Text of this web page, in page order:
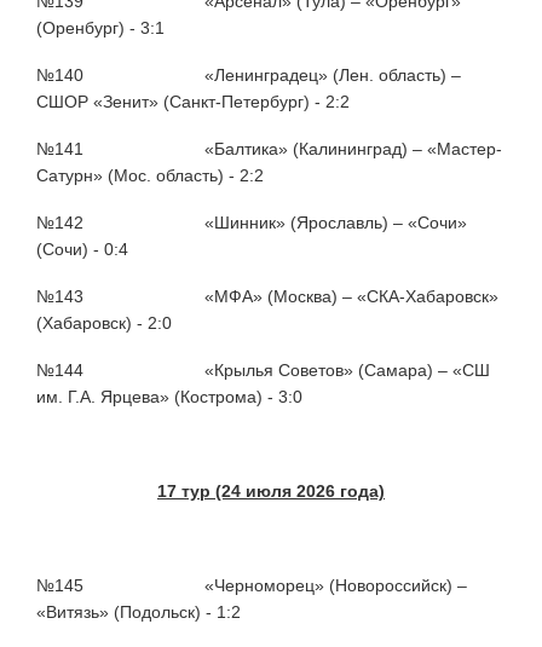
(Оренбург) - 3:1
№140 «Ленинградец» (Лен. область) –
СШОР «Зенит» (Санкт-Петербург) - 2:2
№141 «Балтика» (Калининград) – «Мастер-
Сатурн» (Мос. область) - 2:2
№142 «Шинник» (Ярославль) – «Сочи»
(Сочи) - 0:4
№143 «МФА» (Москва) – «СКА-Хабаровск»
(Хабаровск) - 2:0
№144 «Крылья Советов» (Самара) – «СШ
им. Г.А. Ярцева» (Кострома) - 3:0
17 тур (24 июля 2026 года)
№145 «Черноморец» (Новороссийск) –
«Витязь» (Подольск) - 1:2